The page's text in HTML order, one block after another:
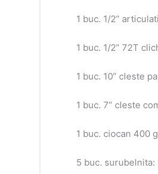
1 buc. 1/2”
1 buc. 1/2” 72T
1 buc. 10” cleste
1 buc. 7” cleste
1 buc. ciocan 400 g
5 buc. surubelnita: